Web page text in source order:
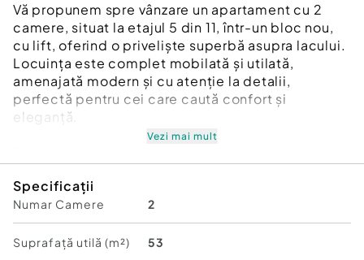
Vă propunem spre vânzare un apartament cu 2
camere, situat la etajul 5 din 11, într-un bloc nou,
cu lift, oferind o priveliște superbă asupra lacului.
Locuința este complet mobilată și utilată,
amenajată modern și cu atenție la detalii,
perfectă pentru cei care caută confort și
eleganță.
Living spațios și luminos, cu acces la balcon
Dormitor confortabil, mobilat complet
Bucătărie modernă, complet utilată
Baie elegantă, finisată cu materiale de calitate
Vezi mai mult
Specificații
Numar Camere 2
Suprafață utilă (m²) 53